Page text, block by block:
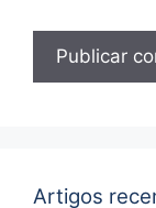
Artigos